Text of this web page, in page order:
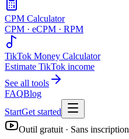
CPM Calculator
CPM · eCPM · RPM
TikTok Money Calculator
Estimate TikTok income
See all tools
FAQBlog
StartGet started
Outil gratuit · Sans inscription